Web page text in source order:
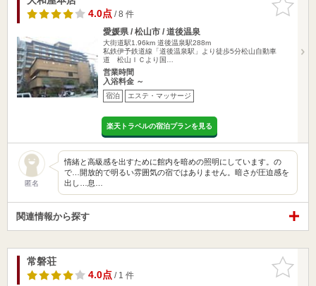
りに追加
4.0点/ 8 件
愛媛県 / 松山市 / 道後温泉
大街道駅1.96km 道後温泉駅288m
私鉄伊予鉄道線「道後温泉駅」より徒歩5分松山自動車
道 松山ＩＣより国…
営業時間
入浴料金 ～
宿泊 エステ・マッサージ
楽天トラベルの宿泊プランを見る
匿名
情緒と高級感を出すために館内を暗めの照明にしています。の
で…開放的で明るい雰囲気の宿ではありません。暗さが圧迫感を
出し…息…
関連情報から探す
お気に入
りに追加
常磐荘
4.0点/ 1 件